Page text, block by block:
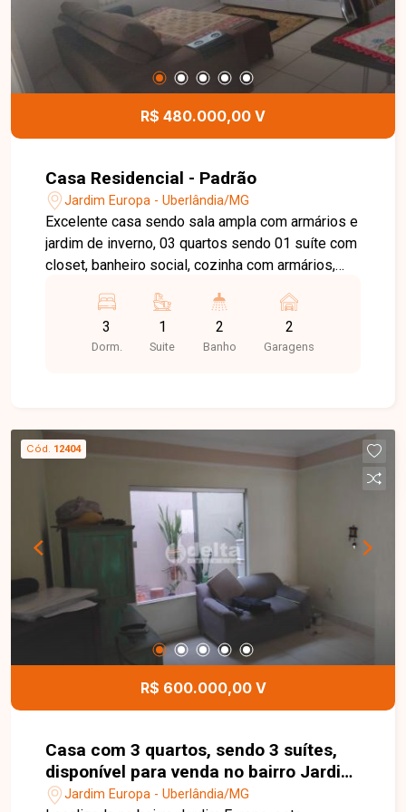
R$ 480.000,00 V
Casa Residencial - Padrão
Jardim Europa - Uberlândia/MG
Excelente casa sendo sala ampla com armários e
jardim de inverno, 03 quartos sendo 01 suíte com
closet, banheiro social, cozinha com armários,
Aproximadamente 178m² de área construída e
250m² de terreno. Consulte valores e
disponibilidade deste imóvel.
3
Dorm.
1
Suite
2
Banho
2
Garagens
Cód. 12404
R$ 600.000,00 V
Casa com 3 quartos, sendo 3 suítes,
disponível para venda no bairro Jardim
Europa em Uberlândia-Mg
Jardim Europa - Uberlândia/MG